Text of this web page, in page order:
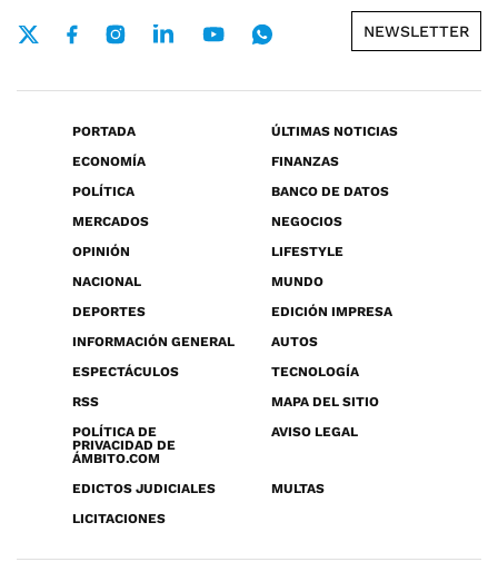
NEWSLETTER
PORTADA
ÚLTIMAS NOTICIAS
ECONOMÍA
FINANZAS
POLÍTICA
BANCO DE DATOS
MERCADOS
NEGOCIOS
OPINIÓN
LIFESTYLE
NACIONAL
MUNDO
DEPORTES
EDICIÓN IMPRESA
INFORMACIÓN GENERAL
AUTOS
ESPECTÁCULOS
TECNOLOGÍA
RSS
MAPA DEL SITIO
POLÍTICA DE
PRIVACIDAD DE
ÁMBITO.COM
AVISO LEGAL
EDICTOS JUDICIALES
MULTAS
LICITACIONES